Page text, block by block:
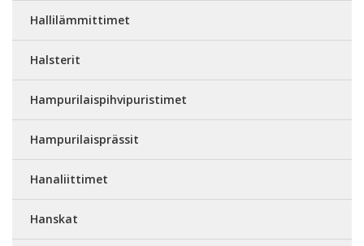
Hallilämmittimet
Halsterit
Hampurilaispihvipuristimet
Hampurilaisprässit
Hanaliittimet
Hanskat